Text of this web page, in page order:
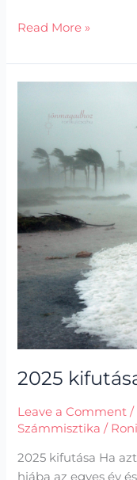
Read More »
2025
Leave a Comment /
Számmisztika / Roni
2025 kifutása Ha
hiába az egyes év
megérkezése